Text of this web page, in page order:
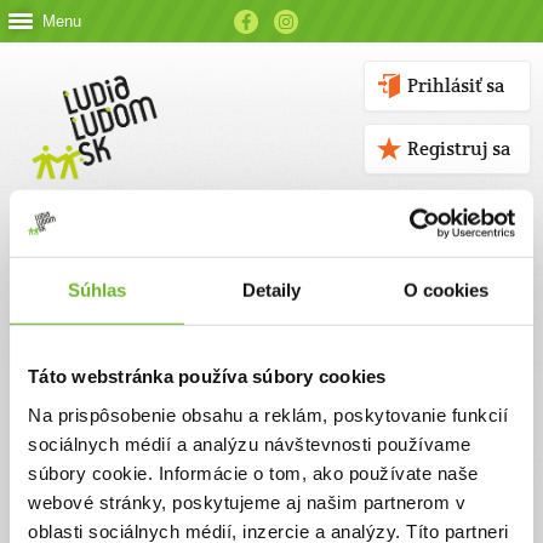
Súhlas Detaily O cookies
Táto webstránka používa súbory cookies
Na prispôsobenie obsahu a reklám, poskytovanie funkcií
sociálnych médií a analýzu návštevnosti používame
súbory cookie. Informácie o tom, ako používate naše
webové stránky, poskytujeme aj našim partnerom v
oblasti sociálnych médií, inzercie a analýzy. Títo partneri
Menu
Prihlásiť sa
Registruj sa
Kontaktné údaje
V prípade akýchkoľvek otázok nás neváhajte kontaktovať
emailom, alebo telefonicky.
ĽUDIA ĽUĎOM, n. o.